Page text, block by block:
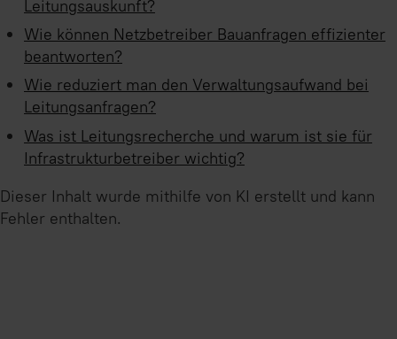
Leitungsauskunft?
Wie können Netzbetreiber Bauanfragen effizienter
beantworten?
Wie reduziert man den Verwaltungsaufwand bei
Leitungsanfragen?
Was ist Leitungsrecherche und warum ist sie für
Infrastrukturbetreiber wichtig?
Dieser Inhalt wurde mithilfe von KI erstellt und kann
Fehler enthalten.